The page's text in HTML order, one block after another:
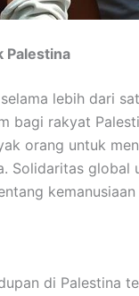
Palestina
lebih dari
bagi rakyat
orang untuk
Solidaritas global
kemanusiaan
di Palestina